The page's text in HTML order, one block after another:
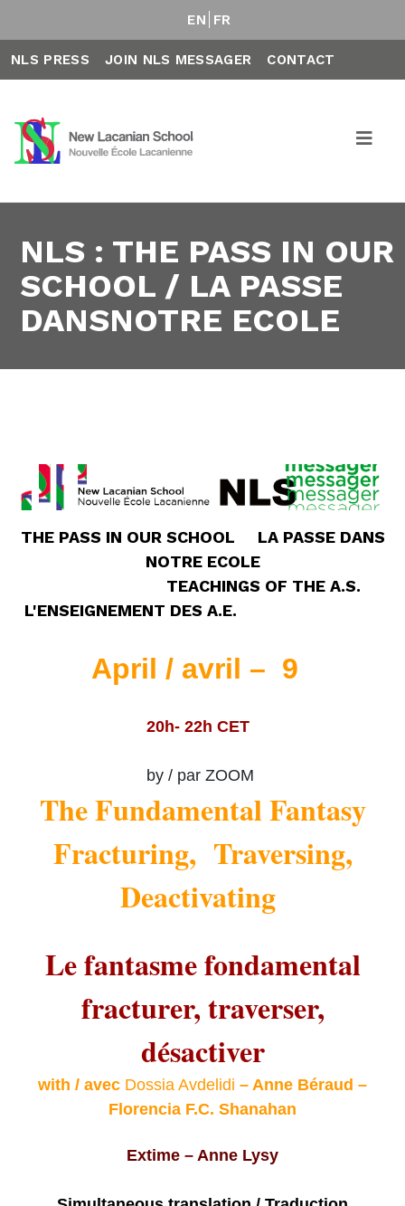
EN FR
NLS PRESS JOIN NLS MESSAGER CONTACT
NLS : THE PASS IN OUR
SCHOOL / LA PASSE
DANSNOTRE ECOLE
THE PASS IN OUR SCHOOL LA PASSE DANS
NOTRE ECOLE
TEACHINGS OF THE A.S.
L'ENSEIGNEMENT DES A.E.
April / avril – 9
20h- 22h CET
by / par ZOOM
The Fundamental Fantasy
Fracturing, Traversing,
Deactivating
Le fantasme fondamental
fracturer, traverser,
désactiver
with / avec Dossia Avdelidi – Anne Béraud –
Florencia F.C. Shanahan
Extime – Anne Lysy